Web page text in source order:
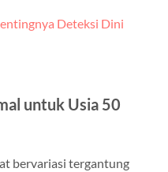
Deteksi Dini
untuk Usia 50
bervariasi tergantung